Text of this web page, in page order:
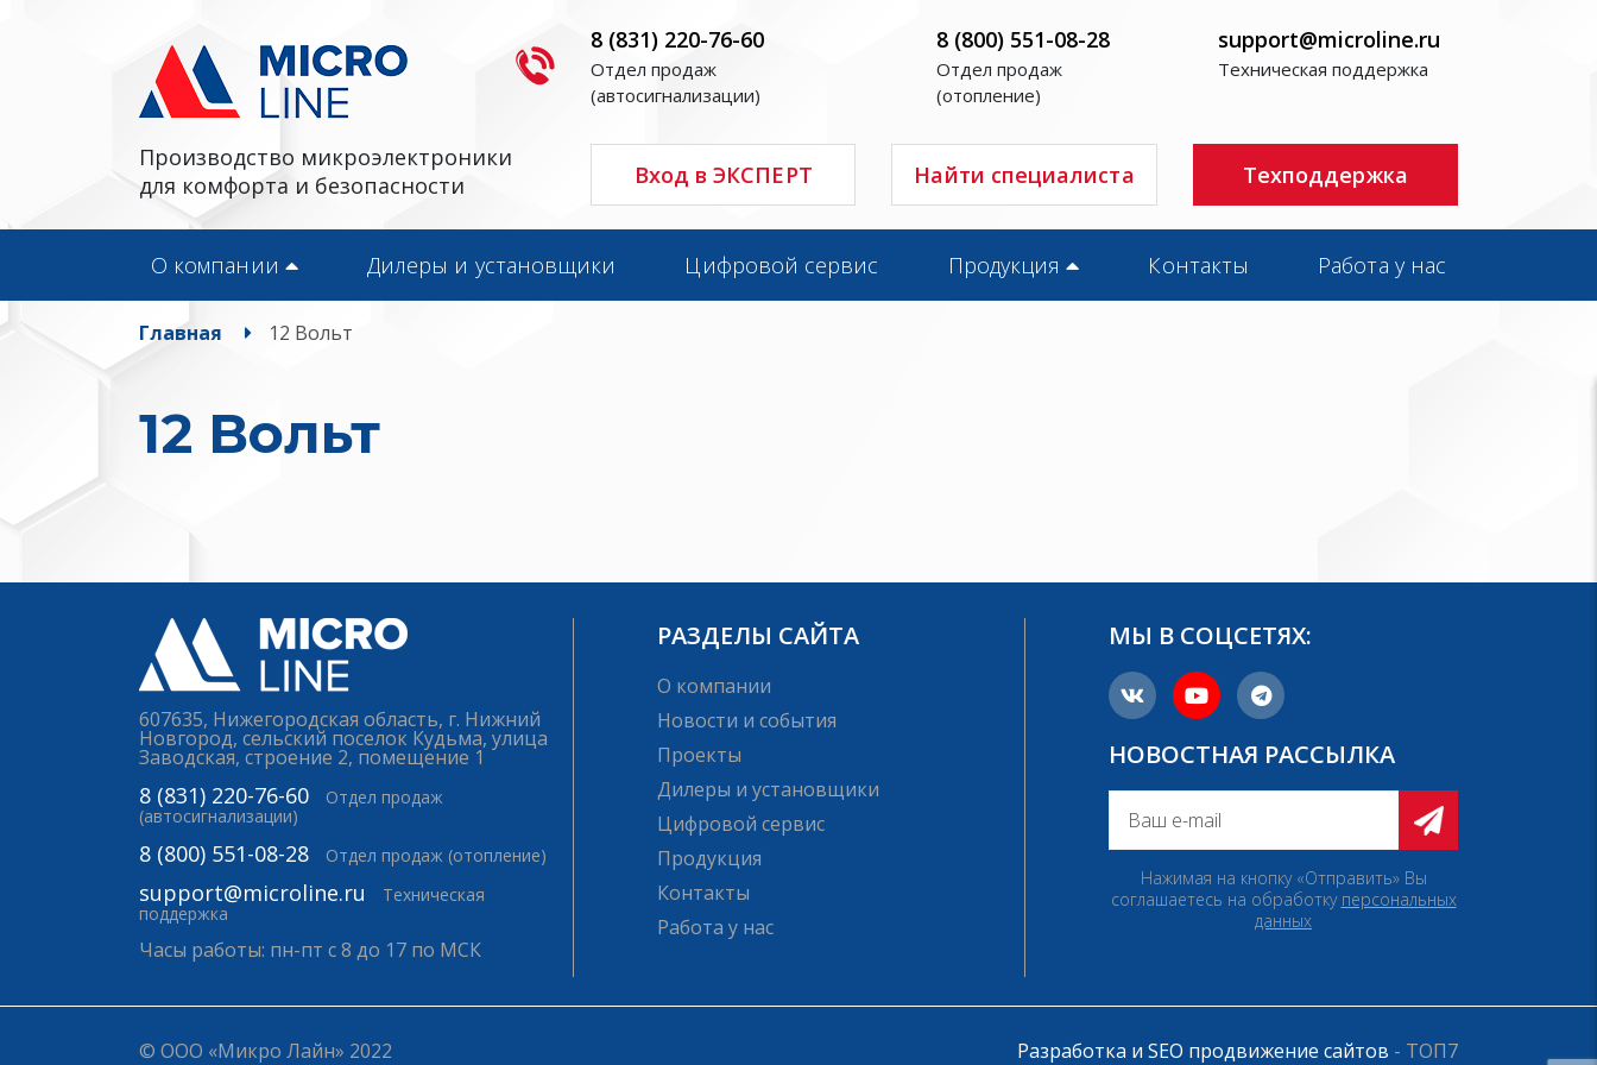
Производство микроэлектроники
для комфорта и безопасности
8 (831) 220-76-60
Отдел продаж
(автосигнализации)
8 (800) 551-08-28
Отдел продаж
(отопление)
support@microline.ru
Техническая поддержка
Вход в ЭКСПЕРТ Найти специалиста Техподдержка
О компании Дилеры и установщики Цифровой сервис Продукция Контакты Работа у нас
Главная 12 Вольт
12 Вольт
607635, Нижегородская область, г. Нижний
Новгород, сельский поселок Кудьма, улица
Заводская, строение 2, помещение 1
8 (831) 220-76-60
Отдел продаж
(автосигнализации)
8 (800) 551-08-28 Отдел продаж (отопление)
support@microline.ru
Техническая
поддержка
Часы работы: пн-пт с 8 до 17 по МСК
РАЗДЕЛЫ САЙТА
О компании
Новости и события
Проекты
Дилеры и установщики
Цифровой сервис
Продукция
Контакты
Работа у нас
МЫ В СОЦСЕТЯХ:
НОВОСТНАЯ РАССЫЛКА
Нажимая на кнопку «Отправить» Вы
соглашаетесь на обработку персональных
данных
© ООО «Микро Лайн» 2022 Разработка и SEO продвижение сайтов - ТОП7